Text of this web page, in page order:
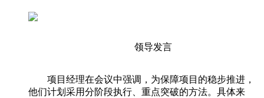
领导发言
项目经理在会议中强调，为保障项目的稳步推进，
他们计划采用分阶段执行、重点突破的方法。具体来